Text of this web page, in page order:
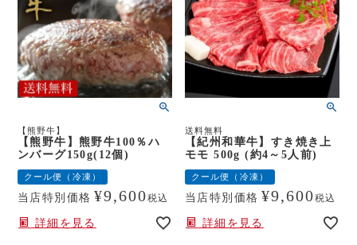
【熊野牛】
【熊野牛】熊野牛100％ハ
ンバーグ150g(12個)
クール便（冷凍）
当店特別価格 ¥9,600税込
詳細を見る
送料無料
【紀州和華牛】すき焼き上
モモ 500g (約4～5人前)
クール便（冷凍）
当店特別価格 ¥9,600税込
詳細を見る